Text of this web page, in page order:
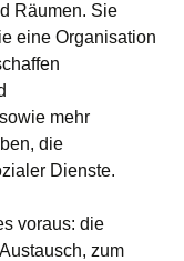
Räumen. Sie
eine Organisation
mehr
die
Dienste.
voraus: die
zum